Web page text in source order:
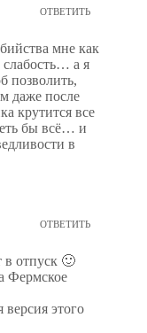
ОТВЕТИТЬ
мне как
а я
позволить,
даже после
крутится все
бы всё… и
в
ОТВЕТИТЬ
в отпуск 🙂
Фермское
этого